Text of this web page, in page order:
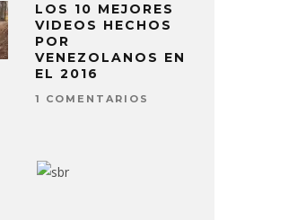
2026
LOS 10 MEJORES
VIDEOS HECHOS
POR
VENEZOLANOS EN
EL 2016
1 COMENTARIOS